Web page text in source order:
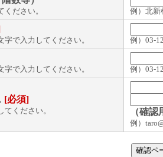
ください。 例）北新
字で入力してください。 例）03-
字で入力してください。 例）03-
[必須]
てください。 （確認
例）